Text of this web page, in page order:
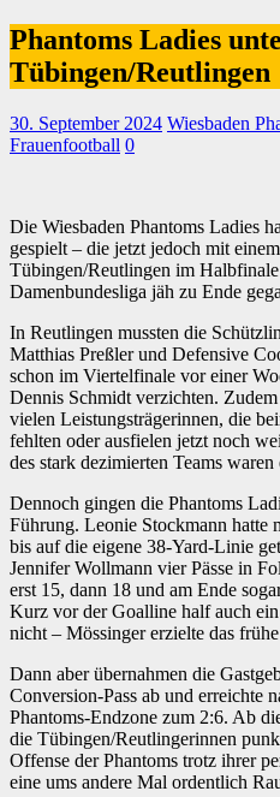
Phantoms Ladies
Tübingen/Reutlingen
30. September 2024 Wiesbaden
Frauenfootball 0
Die Wiesbaden Phantoms Ladies
gespielt – die jetzt jedoch mit
Tübingen/Reutlingen im
Damenbundesliga jäh zu Ende
In Reutlingen mussten die
Matthias Preßler und Defensive
schon im Viertelfinale vor einer
Dennis Schmidt verzichten.
vielen Leistungsträgerinnen, die
fehlten oder ausfielen jetzt noch
des stark dezimierten Teams
Dennoch gingen die Phantoms
Führung. Leonie Stockmann hatte
bis auf die eigene 38-Yard-Linie
Jennifer Wollmann vier Pässe in
erst 15, dann 18 und am Ende
Kurz vor der Goalline half auch
nicht – Mössinger erzielte das
Dann aber übernahmen die
Conversion-Pass ab und erreichte
Phantoms-Endzone zum 2:6. Ab
die Tübingen/Reutlingerinnen
Offense der Phantoms trotz ihrer
eine ums andere Mal ordentlich